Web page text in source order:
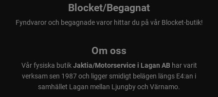
Blocket/Begagnat
Fyndvaror och begagnade varor hittar du på vår Blocket-butik!
Om oss
Vår fysiska butikJaktia/Motorservice i Lagan ABhar varit
verksam sen 1987 och ligger smidigt belägen längs E4:an i
samhället Lagan mellan Ljungby och Värnamo.